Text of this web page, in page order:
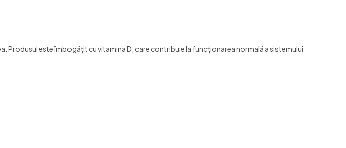
Produsul este îmbogățit cu vitamina D, care contribuie la funcționarea normală a sistemului